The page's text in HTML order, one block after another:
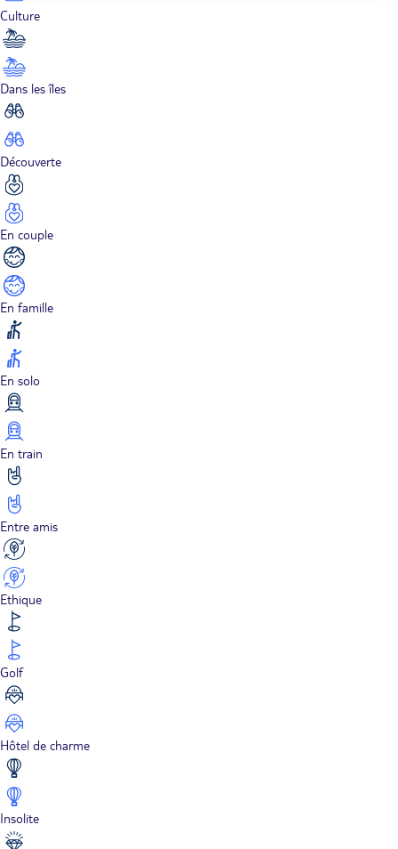
Culture
Dans les îles
Découverte
En couple
En famille
En solo
En train
Entre amis
Ethique
Golf
Hôtel de charme
Insolite